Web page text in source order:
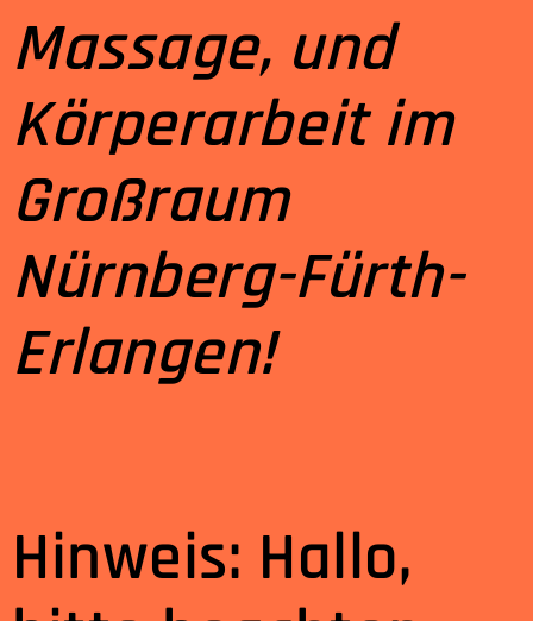
Massage, und
Körperarbeit im
Großraum
Nürnberg-Fürth-
Erlangen!
Hinweis: Hallo,